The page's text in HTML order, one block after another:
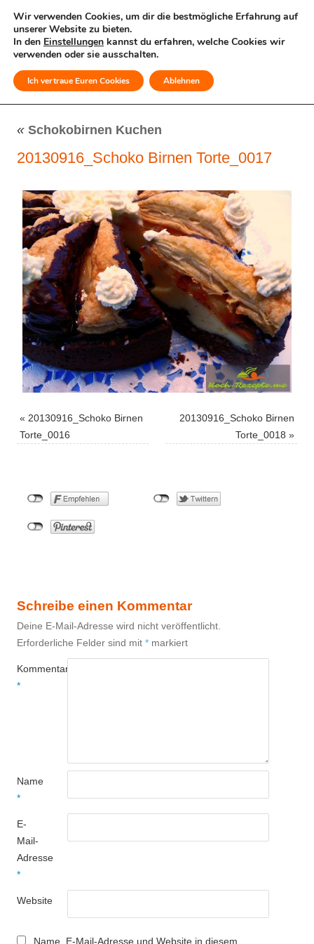
MENÜ
« Schokobirnen Kuchen
20130916_Schoko Birnen Torte_0017
« 20130916_Schoko Birnen
Torte_0016
20130916_Schoko Birnen
Torte_0018 »
Schreibe einen Kommentar
Deine E-Mail-Adresse wird nicht veröffentlicht.
Erforderliche Felder sind mit * markiert
Kommentar
*
Name
*
E-
Mail-
Adresse
*
Website
Name, E-Mail-Adresse und Website in diesem
Wir verwenden Cookies, um dir die bestmögliche Erfahrung auf
unserer Website zu bieten.
In den Einstellungen kannst du erfahren, welche Cookies wir
verwenden oder sie ausschalten.
Ich vertraue Euren Cookies Ablehnen